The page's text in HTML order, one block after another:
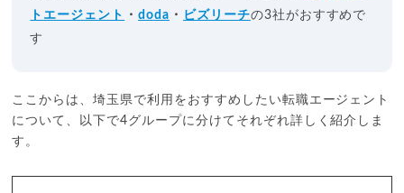
トエージェント
・doda ・ ビズリーチの3社がおすすめで
す
ここからは、埼玉県で利用をおすすめしたい転職エージェント
について、以下で4グループに分けてそれぞれ詳しく紹介しま
す。